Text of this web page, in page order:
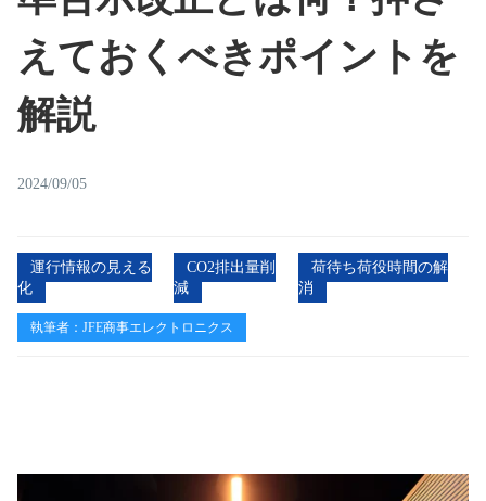
えておくべきポイントを
解説
2024/09/05
運行情報の見える
化
CO2排出量削
減
荷待ち荷役時間の解
消
執筆者：JFE商事エレクトロニクス